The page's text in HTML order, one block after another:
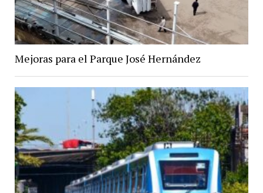
Mejoras para el Parque José Hernández